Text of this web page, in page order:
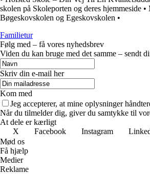
skolen på Skoleporten og deres hjemmeside •
Bøgeskovskolen og Egeskovskolen •
Familietur
Følg med – få vores nyhedsbrev
Viden du kan bruge med det samme – sendt
Skriv din e-mail her
Kom med
Jeg accepterer, at mine oplysninger
Når du tilmelder dig, giver du samtykke til
At dele er kærligt
X
Facebook Instagram
Mød os
Få hjælp
Medier
Reklame